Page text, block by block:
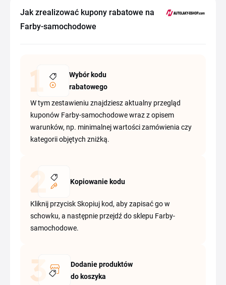
Jak zrealizować kupony rabatowe na
Farby-samochodowe
Wybór kodu
rabatowego
W tym zestawieniu znajdziesz aktualny przegląd
kuponów Farby-samochodowe wraz z opisem
warunków, np. minimalnej wartości zamówienia czy
kategorii objętych zniżką.
Kopiowanie kodu
Kliknij przycisk Skopiuj kod, aby zapisać go w
schowku, a następnie przejdź do sklepu Farby-
samochodowe.
Dodanie produktów
do koszyka